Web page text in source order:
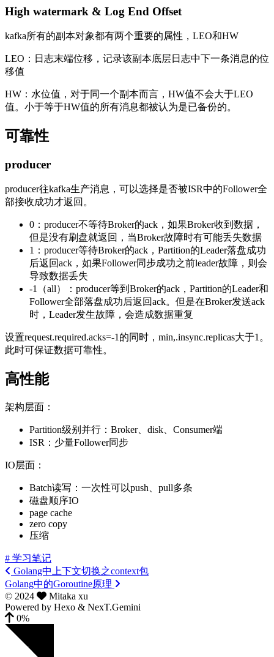
High watermark & Log End Offset
kafka所有的副本对象都有两个重要的属性，LEO和HW
LEO：日志末端位移，记录该副本底层日志中下一条消息的位
移值
HW：水位值，对于同一个副本而言，HW值不会大于LEO
值。小于等于HW值的所有消息都被认为是已备份的。
可靠性
producer
producer往kafka生产消息，可以选择是否被ISR中的Follower全
部接收成功才返回。
0：producer不等待Broker的ack，如果Broker收到数据，
但是没有刷盘就返回，当Broker故障时有可能丢失数据
1：producer等待Broker的ack，Partition的Leader落盘成功
后返回ack，如果Follower同步成功之前leader故障，则会
导致数据丢失
-1（all）：producer等到Broker的ack，Partition的Leader和
Follower全部落盘成功后返回ack。但是在Broker发送ack
时，Leader发生故障，会造成数据重复
设置request.required.acks=-1的同时，min,.insync.replicas大于1。
此时可保证数据可靠性。
高性能
架构层面：
Partition级别并行：Broker、disk、Consumer端
ISR：少量Follower同步
IO层面：
Batch读写：一次性可以push、pull多条
磁盘顺序IO
page cache
zero copy
压缩
# 学习笔记
Golang中上下文切换之context包
Golang中的Goroutine原理
© 2024
Mitaka xu
Powered by Hexo & NexT.Gemini
0%